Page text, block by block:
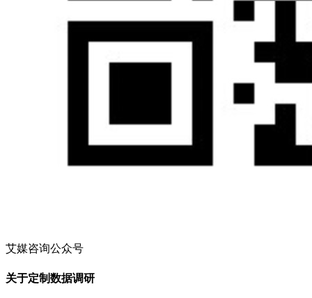
艾媒咨询公众号
关于定制数据调研